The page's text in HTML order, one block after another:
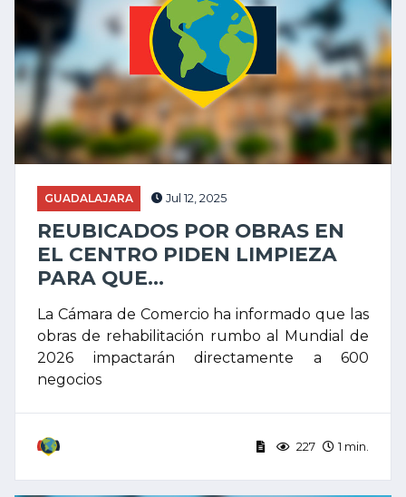
GUADALAJARA Jul 12, 2025
REUBICADOS POR OBRAS EN
EL CENTRO PIDEN LIMPIEZA
PARA QUE...
La Cámara de Comercio ha informado que las
obras de rehabilitación rumbo al Mundial de
2026 impactarán directamente a 600
negocios
227 1 min.